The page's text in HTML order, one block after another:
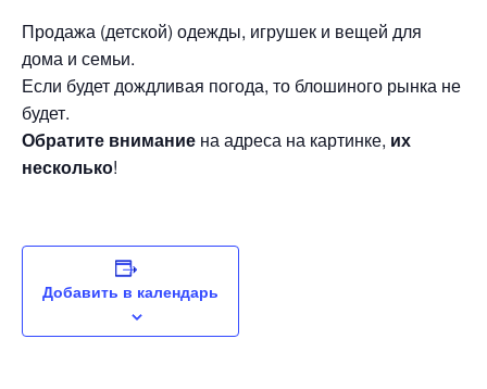
Продажа (детской) одежды, игрушек и вещей для
дома и семьи.
Если будет дождливая погода, то блошиного рынка не
будет.
Обратите внимание на адреса на картинке, их
несколько!
Добавить в календарь